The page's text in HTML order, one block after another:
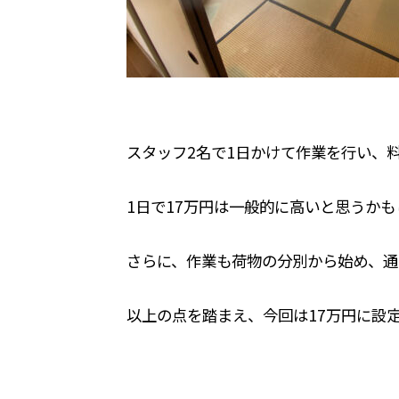
スタッフ2名で1日かけて作業を行い、
1日で17万円は一般的に高いと思うか
さらに、作業も荷物の分別から始め、
以上の点を踏まえ、今回は17万円に設